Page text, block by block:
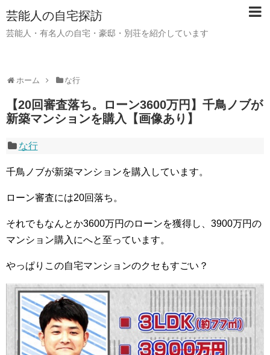
芸能人の自宅探訪
芸能人・有名人の自宅・豪邸・別荘を紹介しています
ホーム な行
【20回審査落ち。ローン3600万円】千鳥ノブが
新築マンションを購入【画像あり】
な行
千鳥ノブが新築マンションを購入しています。
ローン審査には20回落ち。
それでもなんとか3600万円のローンを獲得し、3900万円の
マンション購入にへと至っています。
やっぱりこの自宅マンションのクセもすごい？